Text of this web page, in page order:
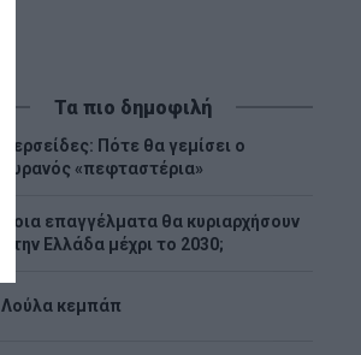
Τα πιο δημοφιλή
Περσείδες: Πότε θα γεμίσει ο
ουρανός «πεφταστέρια»
Ποια επαγγέλματα θα κυριαρχήσουν
στην Ελλάδα μέχρι το 2030;
Λούλα κεμπάπ